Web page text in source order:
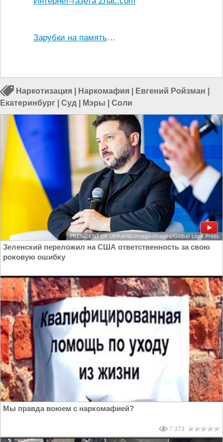
Зарубки на память…
Наркотизация Наркомафия Евгений Ройзман
Екатеринбург
Суд Мэры Соли
Зеленский переложил на США ответственность за свою
роковую ошибку
Мы правда воюем с наркомафией?
7 373